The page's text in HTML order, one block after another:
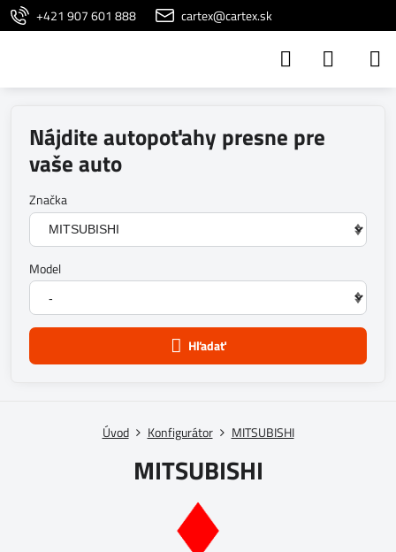
+421 907 601 888 cartex@cartex.sk
Nájdite autopoťahy presne pre
vaše auto
Značka
Model
Hľadať
Úvod Konfigurátor MITSUBISHI
MITSUBISHI